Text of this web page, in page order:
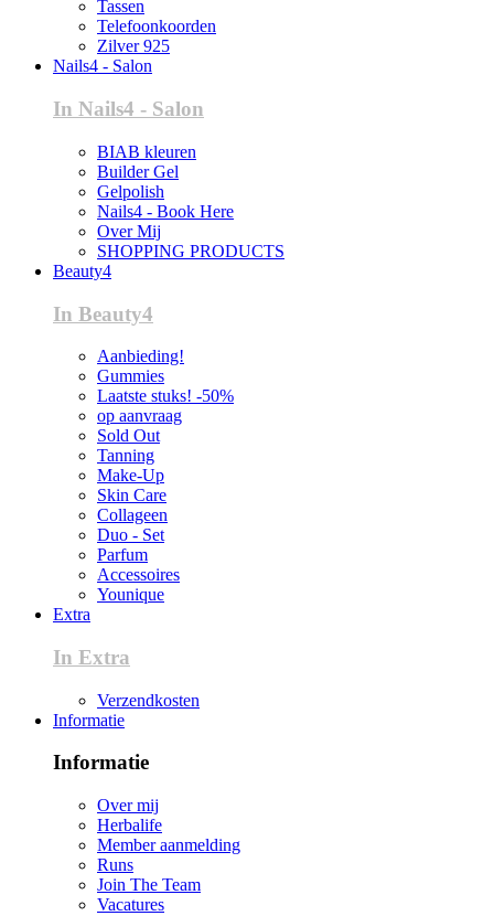
Tassen
Telefoonkoorden
Zilver 925
Nails4 - Salon
In Nails4 - Salon
BIAB kleuren
Builder Gel
Gelpolish
Nails4 - Book Here
Over Mij
SHOPPING PRODUCTS
Beauty4
In Beauty4
Aanbieding!
Gummies
Laatste stuks! -50%
op aanvraag
Sold Out
Tanning
Make-Up
Skin Care
Collageen
Duo - Set
Parfum
Accessoires
Younique
Extra
In Extra
Verzendkosten
Informatie
Informatie
Over mij
Herbalife
Member aanmelding
Runs
Join The Team
Vacatures